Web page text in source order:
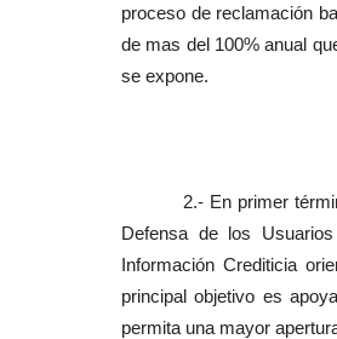
proceso de reclamación
de mas del 100% anual
se expone.
2.- En primer término
Defensa de los
Información Crediticia
principal objetivo es
permita una mayor